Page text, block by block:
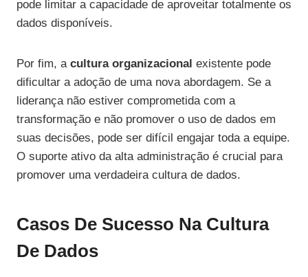
pode limitar a capacidade de aproveitar totalmente os
dados disponíveis.
Por fim, a cultura organizacional existente pode
dificultar a adoção de uma nova abordagem. Se a
liderança não estiver comprometida com a
transformação e não promover o uso de dados em
suas decisões, pode ser difícil engajar toda a equipe.
O suporte ativo da alta administração é crucial para
promover uma verdadeira cultura de dados.
Casos De Sucesso Na Cultura
De Dados